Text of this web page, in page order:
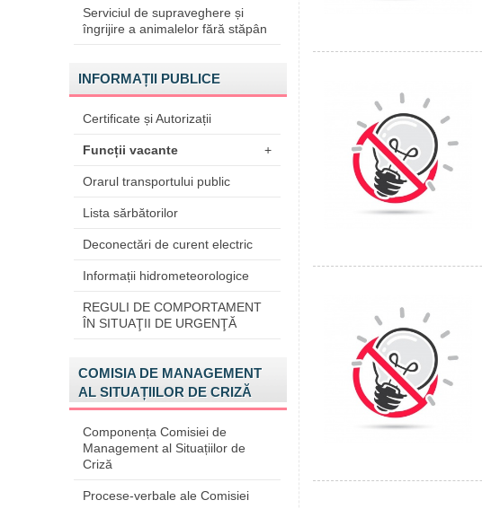
Serviciul de supraveghere și
îngrijire a animalelor fără stăpân
INFORMAȚII PUBLICE
Certificate și Autorizații
Funcții vacante +
Orarul transportului public
Lista sărbătorilor
Deconectări de curent electric
Informații hidrometeorologice
REGULI DE COMPORTAMENT
ÎN SITUAŢII DE URGENŢĂ
COMISIA DE MANAGEMENT
AL SITUAȚIILOR DE CRIZĂ
Componența Comisiei de
Management al Situațiilor de
Criză
Procese-verbale ale Comisiei